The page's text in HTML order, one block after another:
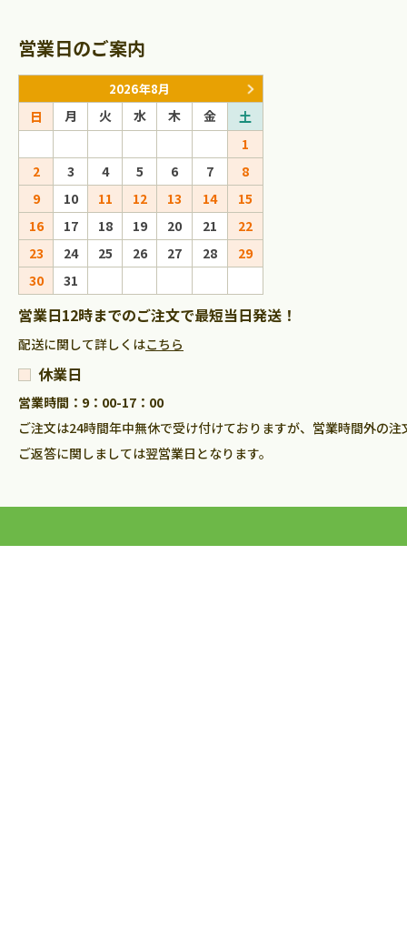
営業日のご案内
2026年8月
日 月 火 水 木 金
土
1
2
3 4 5 6 7
8
9
10 11 12 13 14
15
16
17 18 19 20 21
22
23
24 25 26 27 28
29
30
31
営業日12時までのご注文で最短当日発送！
配送に関して詳しくはこちら
休業日
営業時間：9：00-17：00
ご注文は24時間年中無休で受け付けておりますが、営業時間外の
ご返答に関しましては翌営業日となります。